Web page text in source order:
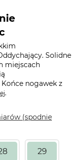
Solidne
miejscach
nogawek z
.
(spodnie
29